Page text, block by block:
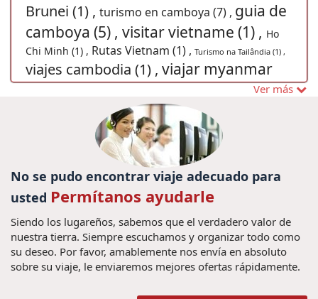
Brunei (1) , turismo en camboya (7) , guia de
camboya (5) , visitar vietname (1) , Ho
Chi Minh (1) , Rutas Vietnam (1) , Turismo na Tailândia (1) ,
viajes cambodia (1) , viajar myanmar
Viagem em
família no Laos (1) ,Tour por Vietnam (8) ,
Dicas de viagem do Vietnã (1) ,Descobrir o Laos (1) ,
Medida a Vietnam (18) ,
privado a Tailandia (4) ,Festival del
consejos para viajar a
Vietnam (6) ,Capital imperial de hue,
hue, viajes hue, viajar hue, vacaciones
hue (3) , ferias vietname (1) ,Guia de Viaje
Turismo no Myanmar (1)
Ver más
No se pudo encontrar viaje adecuado para
usted Permítanos ayudarle
Siendo los lugareños, sabemos que el verdadero valor de
nuestra tierra. Siempre escuchamos y organizar todo como
su deseo. Por favor, amablemente nos envía en absoluto
sobre su viaje, le enviaremos mejores ofertas rápidamente.